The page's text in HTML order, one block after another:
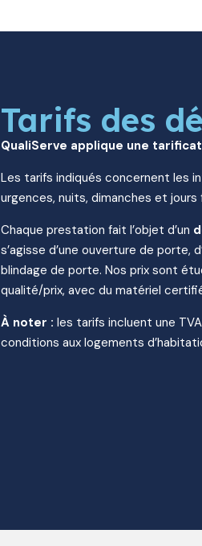
Tarifs des
QualiServe applique une
Les tarifs indiqués concernent les
urgences, nuits, dimanches et jours
Chaque prestation fait l’objet d’un
s’agisse d’une ouverture de porte,
blindage de porte. Nos prix sont
qualité/prix, avec du matériel
À noter : les tarifs incluent une
conditions aux logements